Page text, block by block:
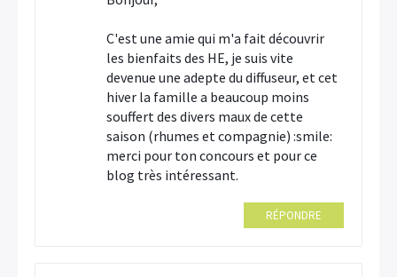
C'est une amie qui m'a fait découvrir
les bienfaits des HE, je suis vite
devenue une adepte du diffuseur, et cet
hiver la famille a beaucoup moins
souffert des divers maux de cette
saison (rhumes et compagnie) :smile:
merci pour ton concours et pour ce
blog très intéressant.
RÉPONDRE